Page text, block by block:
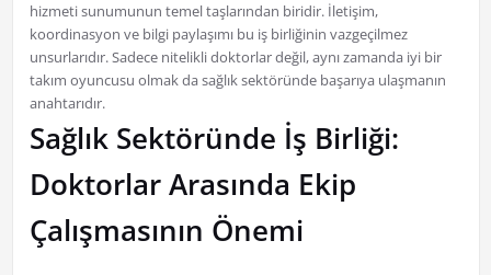
hizmeti sunumunun temel taşlarından biridir. İletişim,
koordinasyon ve bilgi paylaşımı bu iş birliğinin vazgeçilmez
unsurlarıdır. Sadece nitelikli doktorlar değil, aynı zamanda iyi bir
takım oyuncusu olmak da sağlık sektöründe başarıya ulaşmanın
anahtarıdır.
Sağlık Sektöründe İş Birliği:
Doktorlar Arasında Ekip
Çalışmasının Önemi